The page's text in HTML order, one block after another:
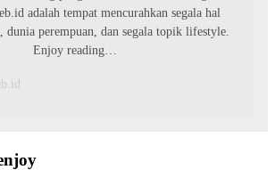
adalah tempat mencurahkan segala hal
dunia perempuan, dan segala topik lifestyle.
Enjoy reading…